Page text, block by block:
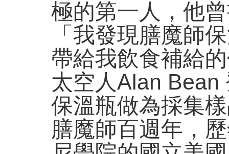
極的第一人，他
「我發現膳魔師
帶給我飲食補給
太空人Alan Bean
保溫瓶做為採集
膳魔師百週年，